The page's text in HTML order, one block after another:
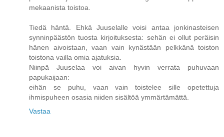
mekaanista toistoa.
Tiedä häntä. Ehkä Juuselalle voisi antaa jonkinasteisen
synninpäästön tuosta kirjoituksesta: sehän ei ollut peräisin
hänen aivoistaan, vaan vain kynästään pelkkänä toiston
toistona vailla omia ajatuksia.
Niinpä Juuselaa voi aivan hyvin verrata puhuvaan
papukaijaan:
eihän se puhu, vaan vain toistelee sille opetettuja
ihmispuheen osasia niiden sisältöä ymmärtämättä.
Vastaa